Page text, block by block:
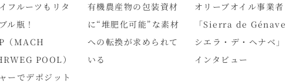
フルーツもリタ
ル瓶！
（MACH
POOL）
ーでデポジット
有機農産物の包装資材
に“堆肥化可能”な素材
への転換が求められて
いる
オリーブオイル事業者
「Sierra de Génave
シエラ・デ・ヘナベ」
インタビュー